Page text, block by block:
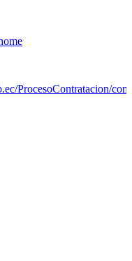
ProcesoContratacion/